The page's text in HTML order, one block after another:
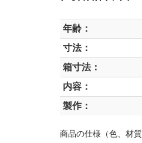
年齢：
寸法：
箱寸法：
内容：
製作：
商品の仕様（色、材